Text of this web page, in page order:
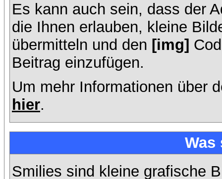
Es kann auch sein, dass der
die Ihnen erlauben, kleine
übermitteln und den [img]
Beitrag einzufügen.
Um mehr Informationen über
hier.
Was
Smilies sind kleine grafische